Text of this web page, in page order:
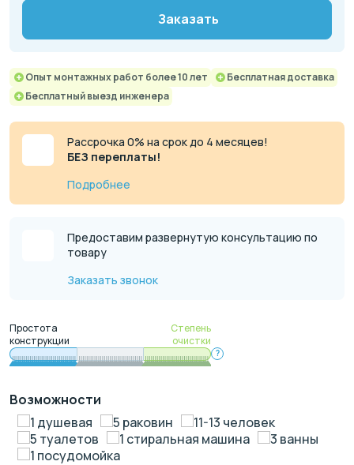
Заказать
Опыт монтажных работ более 10 лет
Бесплатная доставка
Бесплатный выезд инженера
Рассрочка 0% на срок до 4 месяцев!
БЕЗ переплаты!
Подробнее
Предоставим развернутую консультацию по
товару
Заказать звонок
Простота
конструкции
Степень
очистки
?
Возможности
1 душевая
5 раковин
11-13 человек
5 туалетов
1 стиральная машина
3 ванны
1 посудомойка